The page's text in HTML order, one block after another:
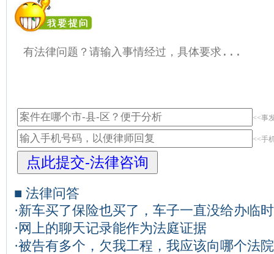
<<事
<<手
■ 法律问答
·新车买了保险也买了，车子一直没给办临
· 网上的聊天记录能作为法庭证据
·被告有多个，欠我工程，我应该向哪个法